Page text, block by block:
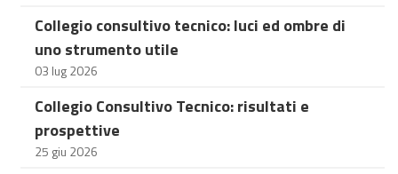
Collegio consultivo tecnico: luci ed ombre di
uno strumento utile
03 lug 2026
Collegio Consultivo Tecnico: risultati e
prospettive
25 giu 2026